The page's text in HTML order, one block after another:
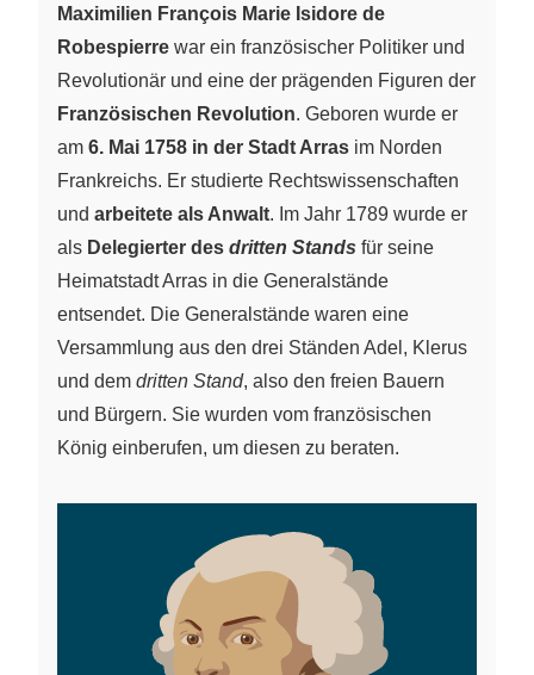
Maximilien François Marie Isidore de
Robespierre war ein französischer Politiker und
Revolutionär und eine der prägenden Figuren der
Französischen Revolution. Geboren wurde er
am 6. Mai 1758 in der Stadt Arras im Norden
Frankreichs. Er studierte Rechtswissenschaften
und arbeitete als Anwalt. Im Jahr 1789 wurde er
als Delegierter des dritten Stands für seine
Heimatstadt Arras in die Generalstände
entsendet. Die Generalstände waren eine
Versammlung aus den drei Ständen Adel, Klerus
und dem dritten Stand, also den freien Bauern
und Bürgern. Sie wurden vom französischen
König einberufen, um diesen zu beraten.